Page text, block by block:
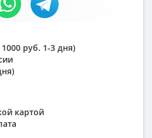
руб. 1-3 дня)
картой